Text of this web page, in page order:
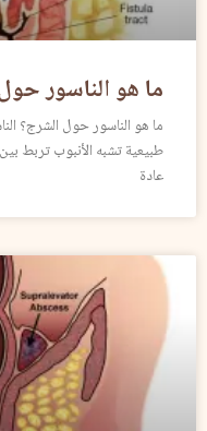
ما هو الناسور
ما هو الناسور حول الشرج؟
طبيعية تشبه الأنبوب تربط
عادة